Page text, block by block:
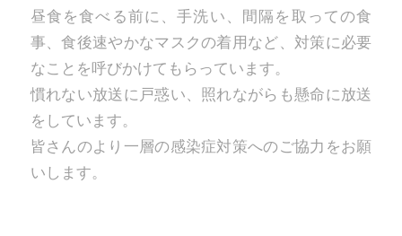
昼食を食べる前に、手洗い、間隔を取っての食
事、食後速やかなマスクの着用など、対策に必要
なことを呼びかけてもらっています。
慣れない放送に戸惑い、照れながらも懸命に放送
をしています。
皆さんのより一層の感染症対策へのご協力をお願
いします。